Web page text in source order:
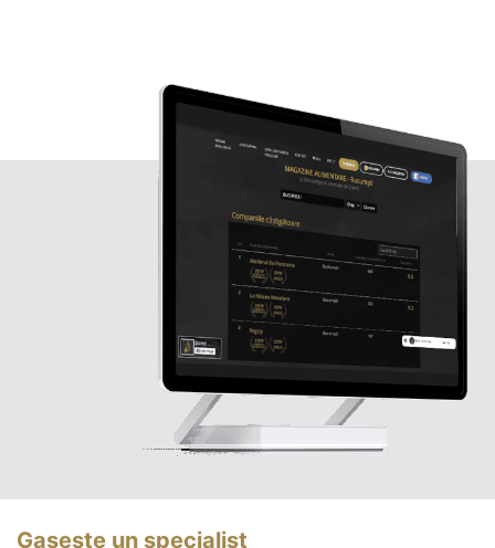
Gasește un specialist